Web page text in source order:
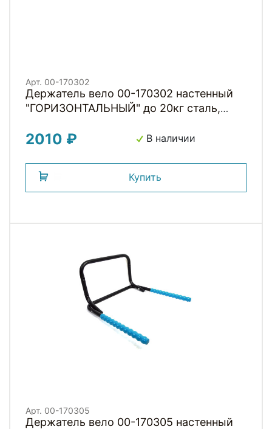
Арт. 00-170302
Держатель вело 00-170302 настенный
"ГОРИЗОНТАЛЬНЫЙ" до 20кг сталь,
покрытием, черный H040 HORST
2010 ₽ В наличии
Купить
Арт. 00-170305
Держатель вело 00-170305 настенный